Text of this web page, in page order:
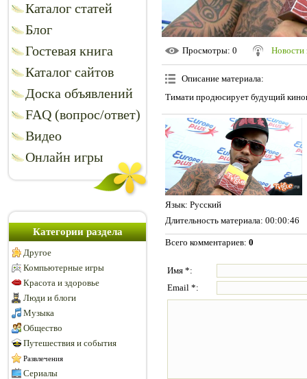
Каталог статей
Блог
Гостевая книга
Каталог сайтов
Доска объявлений
FAQ (вопрос/ответ)
Видео
Онлайн игры
Категории раздела
Другое
Компьютерные игры
Красота и здоровье
Люди и блоги
Музыка
Общество
Путешествия и события
Развлечения
Сериалы
Просмотры: 0 Новости
Описание материала:
Тимати продюсирует будущий
Язык: Русский
Длительность материала: 00:00:46
Всего комментариев: 0
Имя *:
Email *: